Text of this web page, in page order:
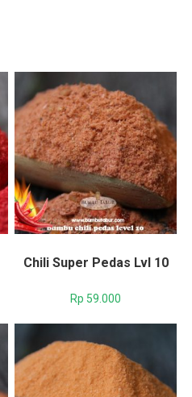
Chili Super Pedas Lvl 10
Rp 59.000